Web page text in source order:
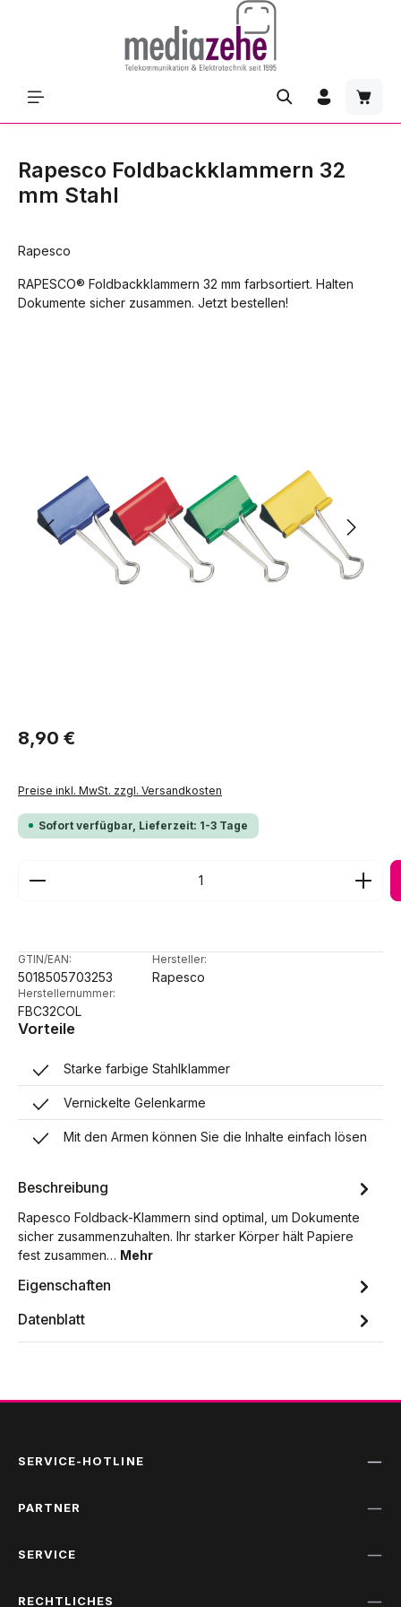
Rapesco Foldbackklammern 32
mm Stahl
Rapesco
RAPESCO® Foldbackklammern 32 mm farbsortiert. Halten
Dokumente sicher zusammen. Jetzt bestellen!
Regulärer Preis:
8,90 €
Preise inkl. MwSt. zzgl. Versandkosten
Sofort verfügbar, Lieferzeit: 1-3 Tage
Produkt Anzahl: Gib den gewünschten Wert ein
GTIN/EAN:
5018505703253
Hersteller:
Rapesco
Herstellernummer:
FBC32COL
Vorteile
Starke farbige Stahlklammer
Vernickelte Gelenkarme
Mit den Armen können Sie die Inhalte einfach lösen
Beschreibung
Rapesco Foldback-Klammern sind optimal, um Dokumente
sicher zusammenzuhalten. Ihr starker Körper hält Papiere
fest zusammen… Mehr
Eigenschaften
Datenblatt
SERVICE-HOTLINE
PARTNER
SERVICE
RECHTLICHES